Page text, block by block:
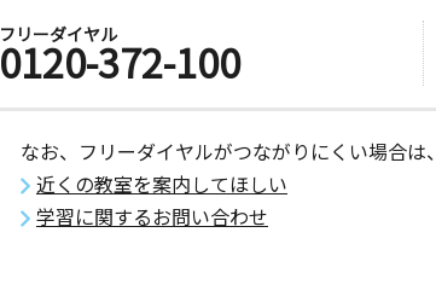
フリーダイヤル
0120-372-100
なお、フリーダイヤルがつながりにくい場合は
近くの教室を案内してほしい
学習に関するお問い合わせ